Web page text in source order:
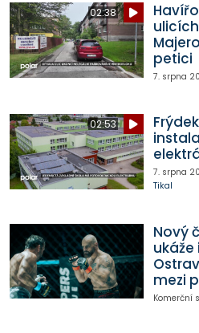
02:38
petici
7. srpna
02:53
7. srpna
Tikal
Nový
mezi
Komerční